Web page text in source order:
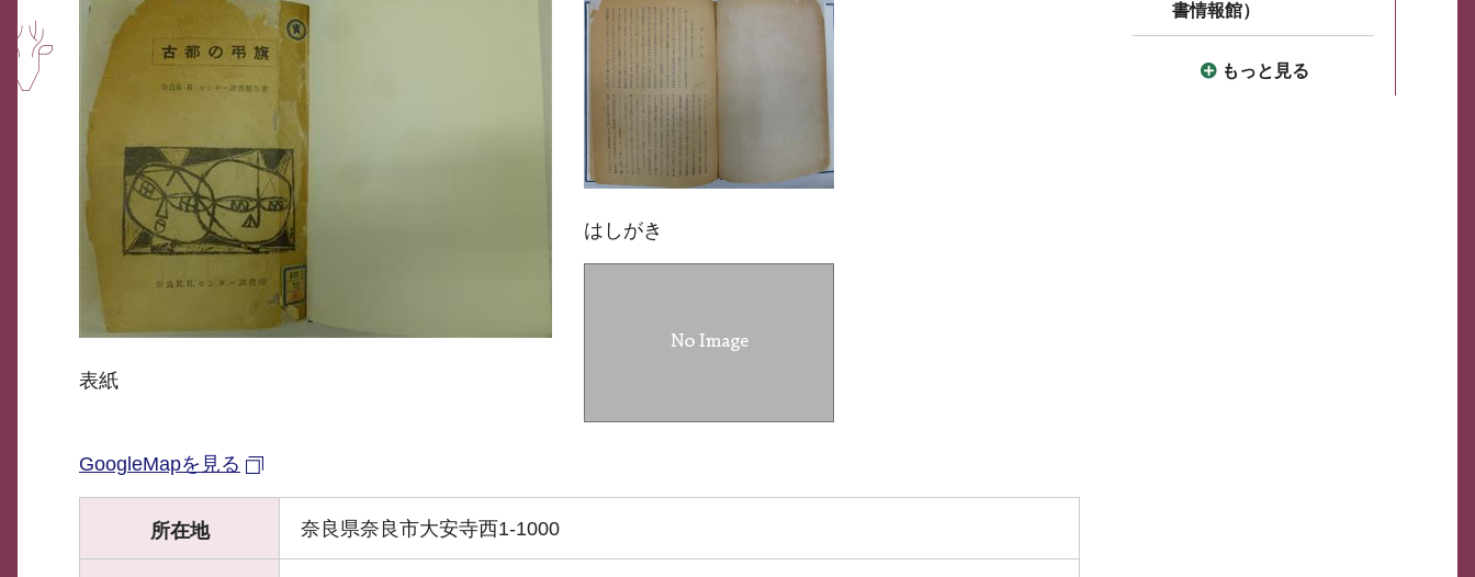
表紙
はしがき
GoogleMapを見る
所在地 奈良県奈良市大安寺西1-1000
書情報館）
もっと見る